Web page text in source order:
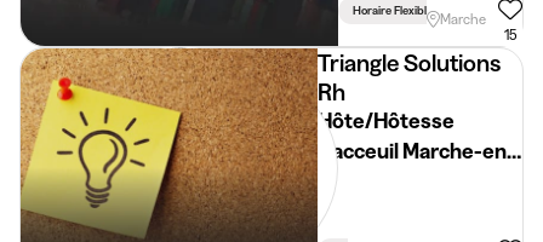
Horaire Flexible Marche
15
Triangle Solutions
Rh
Hôte/Hôtesse
d'acceuil Marche-en-
Famenne